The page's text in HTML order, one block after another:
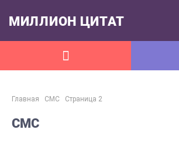
МИЛЛИОН ЦИТАТ
Главная СМС Страница 2
СМС